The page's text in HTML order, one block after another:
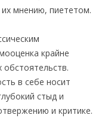
мнению, пиететом.
крайне
обстоятельств.
в себе носит
стыд и
и критике.